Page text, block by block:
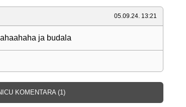
05.09.24. 13:21
ja budala
KOMENTARA (1)